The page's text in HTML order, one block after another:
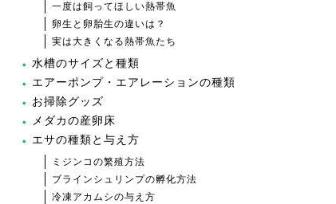
一度は飼ってほしい熱帯魚
卵生と卵胎生の違いは？
実は大きくなる熱帯魚たち
水槽のサイズと種類
エアーポンプ・エアレーションの種類
お掃除グッズ
メダカの産卵床
エサの種類と与え方
ミジンコの繁殖方法
ブラインシュリンプの孵化方法
冷凍アカムシの与え方